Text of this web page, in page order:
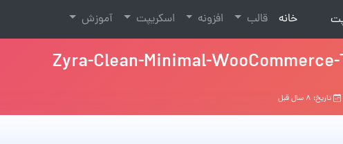
خانه
(current) قالب افزونه اسکریپت آموزش
Zyra-Clean-Minimal-
تاریخ: ۸ سال قبل